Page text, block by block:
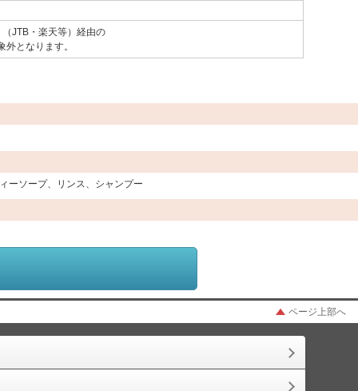
JTB・楽天等）経由の
外となります。
ーソープ、リンス、シャンプー
ページ上部へ